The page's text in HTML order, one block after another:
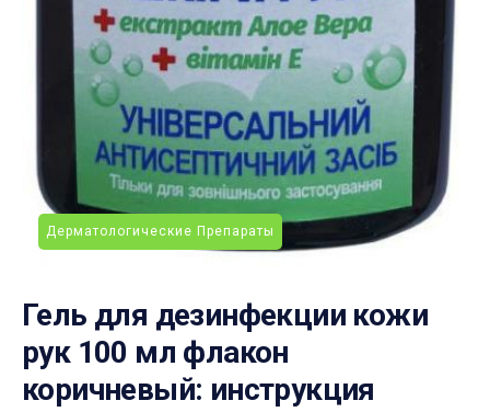
Дерматологические Препараты
Гель для дезинфекции кожи
рук 100 мл флакон
коричневый: инструкция